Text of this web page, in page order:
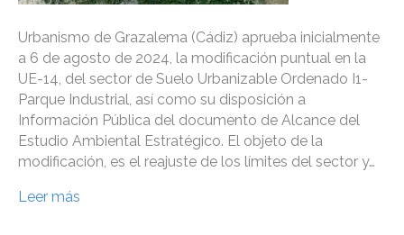
Urbanismo de Grazalema (Cádiz) aprueba inicialmente
a 6 de agosto de 2024, la modificación puntual en la
UE-14, del sector de Suelo Urbanizable Ordenado I1-
Parque Industrial, así como su disposición a
Información Pública del documento de Alcance del
Estudio Ambiental Estratégico. El objeto de la
modificación, es el reajuste de los límites del sector y…
Leer más